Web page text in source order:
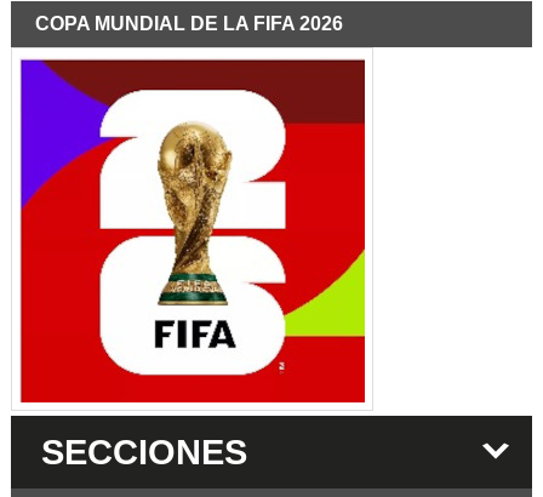
COPA MUNDIAL DE LA FIFA 2026
SECCIONES